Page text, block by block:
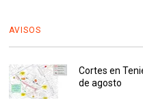
AVISOS
Cortes en
de agosto